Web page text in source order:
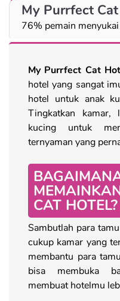
My Purrfect
76% pemain
My Purrfect Cat
hotel yang sangat
hotel untuk anak
Tingkatkan kamar,
kucing untuk
ternyaman yang
CAT HOTEL?
Sambutlah para
cukup kamar yang
membantu para
bisa membuka
membuat hotelmu